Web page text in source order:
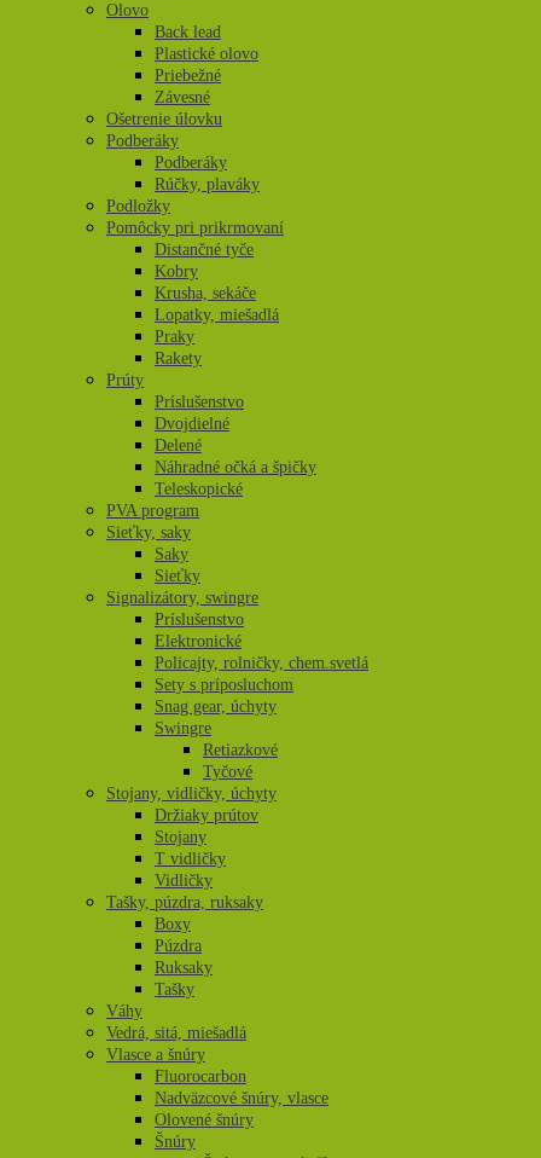
Olovo
Back lead
Plastické olovo
Priebežné
Závesné
Ošetrenie úlovku
Podberáky
Podberáky
Rúčky, plaváky
Podložky
Pomôcky pri prikrmovaní
Distančné tyče
Kobry
Krusha, sekáče
Lopatky, miešadlá
Praky
Rakety
Prúty
Príslušenstvo
Dvojdielné
Delené
Náhradné očká a špičky
Teleskopické
PVA program
Sieťky, saky
Saky
Sieťky
Signalizátory, swingre
Príslušenstvo
Elektronické
Policajty, rolničky, chem.svetlá
Sety s príposluchom
Snag gear, úchyty
Swingre
Retiazkové
Tyčové
Stojany, vidličky, úchyty
Držiaky prútov
Stojany
T vidličky
Vidličky
Tašky, púzdra, ruksaky
Boxy
Púzdra
Ruksaky
Tašky
Váhy
Vedrá, sitá, miešadlá
Vlasce a šnúry
Fluorocarbon
Nadväzcové šnúry, vlasce
Olovené šnúry
Šnúry